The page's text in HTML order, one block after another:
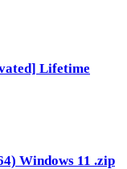
Lifetime
Windows 11 .zip